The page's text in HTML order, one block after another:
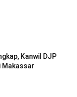
Kanwil DJP
Makassar